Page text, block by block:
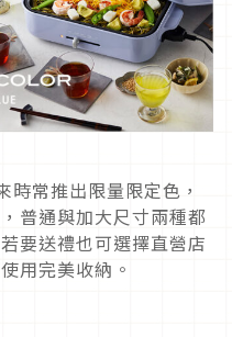
常推出限量限定色，
普通與加大尺寸兩種都
要送禮也可選擇直營店
用完美收納。